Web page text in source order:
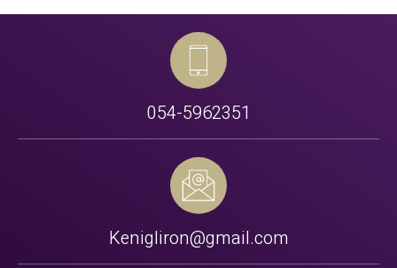
054-5962351
Kenigliron@gmail.com